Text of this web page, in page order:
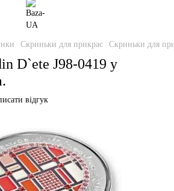
Скриньки для прикрас Скриньки для
D`ete J98-0419 у
відгук